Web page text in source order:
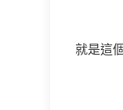
就是這